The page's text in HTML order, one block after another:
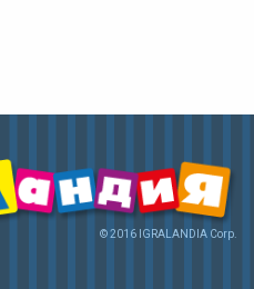
© 2016 IGRALANDIA Corp.